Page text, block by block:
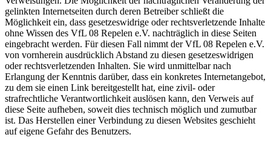
gelinkten Internetseiten durch deren Betreiber schließt die
Möglichkeit ein, dass gesetzeswidrige oder rechtsverletzende Inhalte
ohne Wissen des VfL 08 Repelen e.V. nachträglich in diese Seiten
eingebracht werden. Für diesen Fall nimmt der VfL 08 Repelen e.V.
von vornherein ausdrücklich Abstand zu diesen gesetzeswidrigen
oder rechtsverletzenden Inhalten. Sie wird unmittelbar nach
Erlangung der Kenntnis darüber, dass ein konkretes Internetangebot,
zu dem sie einen Link bereitgestellt hat, eine zivil- oder
strafrechtliche Verantwortlichkeit auslösen kann, den Verweis auf
diese Seite aufheben, soweit dies technisch möglich und zumutbar
ist. Das Herstellen einer Verbindung zu diesen Websites geschieht
auf eigene Gefahr des Benutzers.